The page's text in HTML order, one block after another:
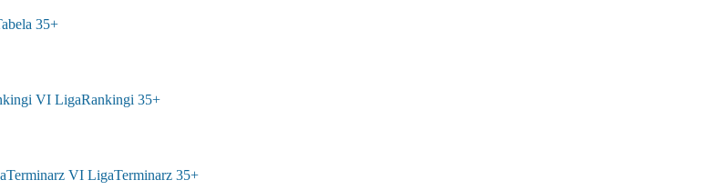
35+
VI LigaRankingi 35+
Terminarz VI LigaTerminarz 35+